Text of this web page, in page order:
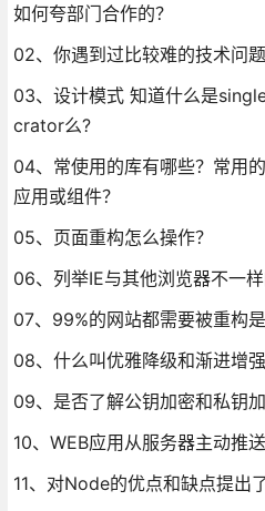
如何夸部门合作的？
02、你遇到过比较难的技术问
03、设计模式 知道什么是
crator么?
04、常使用的库有哪些？常用
应用或组件？
05、页面重构怎么操作？
06、列举IE与其他浏览器不一样
07、99%的网站都需要被重构
08、什么叫优雅降级和渐进增强
09、是否了解公钥加密和私钥加
10、WEB应用从服务器主动推
11、对Node的优点和缺点提出